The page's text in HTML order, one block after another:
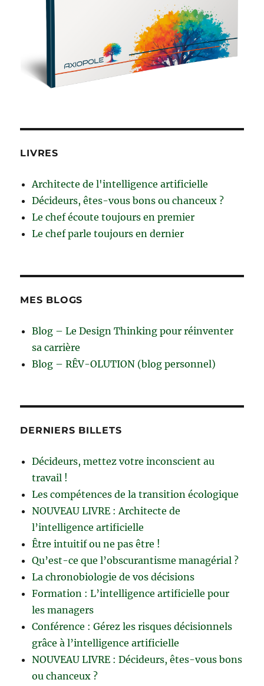
LIVRES
Architecte de l'intelligence artificielle
Décideurs, êtes-vous bons ou chanceux ?
Le chef écoute toujours en premier
Le chef parle toujours en dernier
MES BLOGS
Blog – Le Design Thinking pour réinventer
sa carrière
Blog – RÊV-OLUTION (blog personnel)
DERNIERS BILLETS
Décideurs, mettez votre inconscient au
travail !
Les compétences de la transition écologique
NOUVEAU LIVRE : Architecte de
l’intelligence artificielle
Être intuitif ou ne pas être !
Qu’est-ce que l’obscurantisme managérial ?
La chronobiologie de vos décisions
Formation : L’intelligence artificielle pour
les managers
Conférence : Gérez les risques décisionnels
grâce à l’intelligence artificielle
NOUVEAU LIVRE : Décideurs, êtes-vous bons
ou chanceux ?